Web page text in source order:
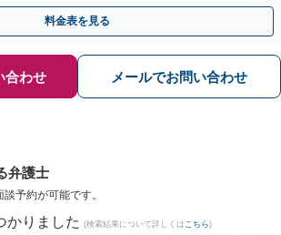
全個室】
料金表を見る
合わせ メールでお問い合わせ
弁護士
予約が可能です。
かりました (検索結果について詳しくは こちら)